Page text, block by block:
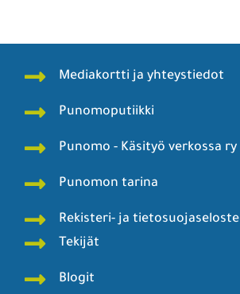
Mediakortti ja yhteystiedot
Punomoputiikki
Punomo - Käsityö verkossa ry
Punomon tarina
Rekisteri- ja tietosuojaseloste
Tekijät
Blogit